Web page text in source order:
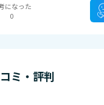
になった
0
ミ・評判